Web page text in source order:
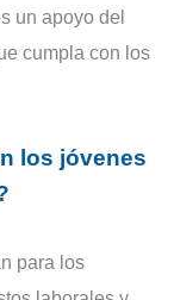
un apoyo del
cumpla con los
los jóvenes
para los